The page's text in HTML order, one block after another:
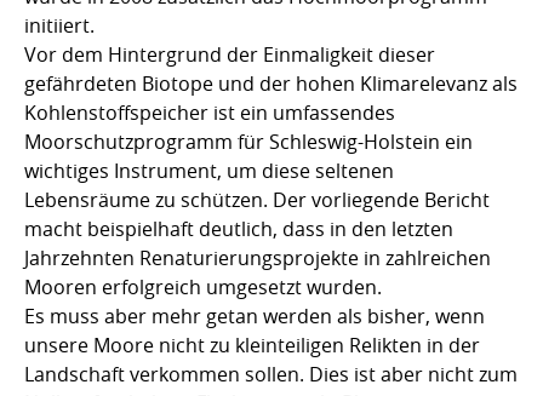
initiiert.
Vor dem Hintergrund der Einmaligkeit dieser
gefährdeten Biotope und der hohen Klimarelevanz als
Kohlenstoffspeicher ist ein umfassendes
Moorschutzprogramm für Schleswig-Holstein ein
wichtiges Instrument, um diese seltenen
Lebensräume zu schützen. Der vorliegende Bericht
macht beispielhaft deutlich, dass in den letzten
Jahrzehnten Renaturierungsprojekte in zahlreichen
Mooren erfolgreich umgesetzt wurden.
Es muss aber mehr getan werden als bisher, wenn
unsere Moore nicht zu kleinteiligen Relikten in der
Landschaft verkommen sollen. Dies ist aber nicht zum